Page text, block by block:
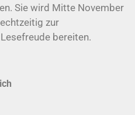
Sie wird Mitte November
zur
bereiten.